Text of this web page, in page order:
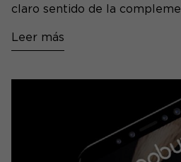
claro sentido de la
Leer más